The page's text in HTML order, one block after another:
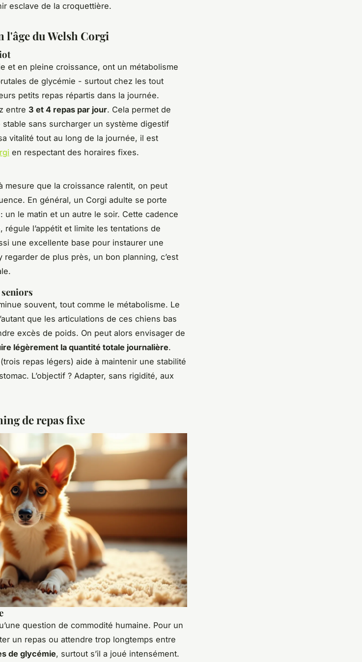
esclave de la croquettière.
l'âge du Welsh Corgi
et en pleine croissance, ont un métabolisme
de glycémie - surtout chez les tout
petits repas répartis dans la journée.
entre 3 et 4 repas par jour. Cela permet de
sans surcharger un système digestif
vitalité tout au long de la journée, il est
en respectant des horaires fixes.
mesure que la croissance ralentit, on peut
En général, un Corgi adulte se porte
: un le matin et un autre le soir. Cette cadence
l’appétit et limite les tentations de
une excellente base pour instaurer une
de plus près, un bon planning, c’est
souvent, tout comme le métabolisme. Le
que les articulations de ces chiens bas
excès de poids. On peut alors envisager de
légèrement la quantité totale journalière.
repas légers) aide à maintenir une stabilité
L’objectif ? Adapter, sans rigidité, aux
de repas fixe
question de commodité humaine. Pour un
un repas ou attendre trop longtemps entre
de glycémie, surtout s’il a joué intensément.